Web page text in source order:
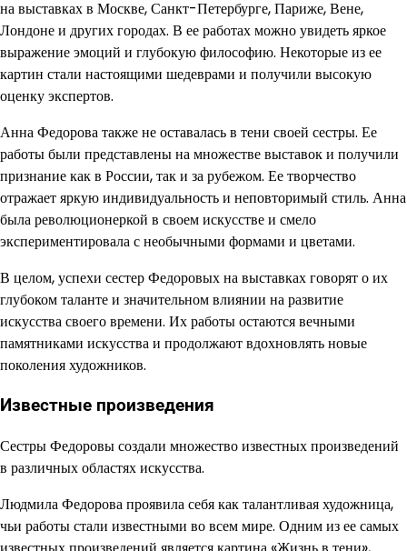
на выставках в Москве, Санкт-Петербурге, Париже, Вене,
Лондоне и других городах. В ее работах можно увидеть яркое
выражение эмоций и глубокую философию. Некоторые из ее
картин стали настоящими шедеврами и получили высокую
оценку экспертов.
Анна Федорова также не оставалась в тени своей сестры. Ее
работы были представлены на множестве выставок и получили
признание как в России, так и за рубежом. Ее творчество
отражает яркую индивидуальность и неповторимый стиль. Анна
была революционеркой в своем искусстве и смело
экспериментировала с необычными формами и цветами.
В целом, успехи сестер Федоровых на выставках говорят о их
глубоком таланте и значительном влиянии на развитие
искусства своего времени. Их работы остаются вечными
памятниками искусства и продолжают вдохновлять новые
поколения художников.
Известные произведения
Сестры Федоровы создали множество известных произведений
в различных областях искусства.
Людмила Федорова проявила себя как талантливая художница,
чьи работы стали известными во всем мире. Одним из ее самых